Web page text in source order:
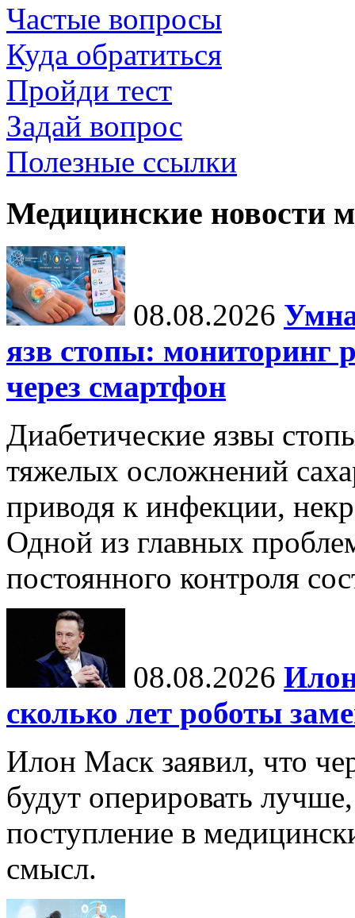
Частые вопросы
Куда обратиться
Пройди тест
Задай вопрос
Полезные ссылки
Медицинские новости
08.08.2026
язв стопы: мониторинг
через смартфон
Диабетические язвы
тяжелых осложнений
приводя к инфекции,
Одной из главных
постоянного контроля
08.08.2026
сколько лет роботы
Илон Маск заявил, что
будут оперировать
поступление в
смысл.